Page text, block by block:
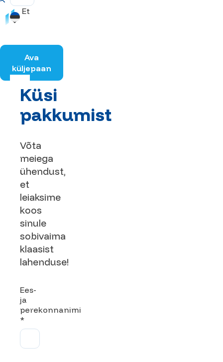
Et
Ava
küljepaan
Küsi
pakkumist
Võta
meiega
ühendust,
et
leiaksime
koos
sinule
sobivaima
klaasist
lahenduse!
Ees-
ja
perekonnanimi
*